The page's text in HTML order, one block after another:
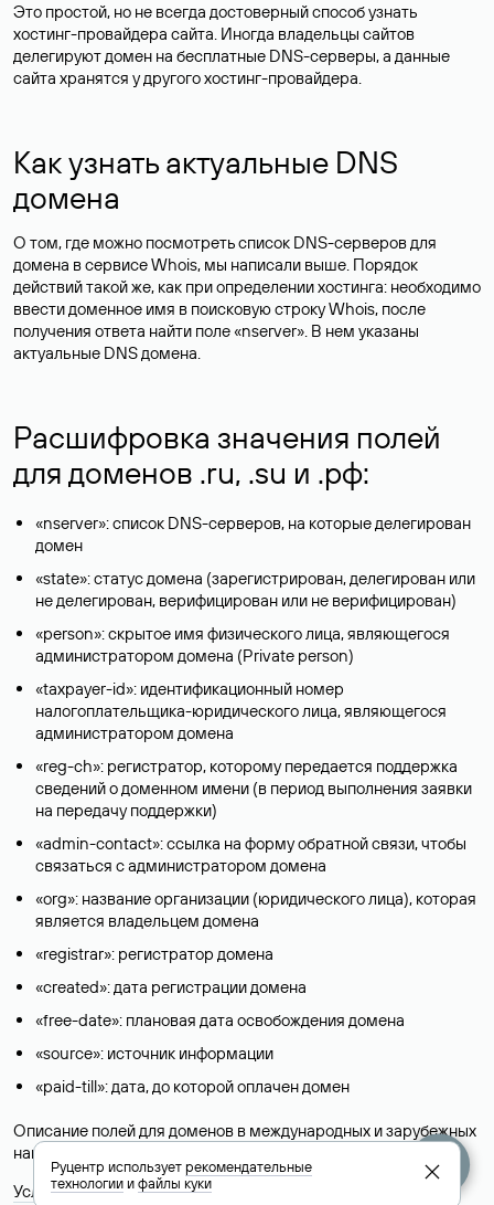
Это простой, но не всегда достоверный способ узнать
хостинг-провайдера сайта. Иногда владельцы сайтов
делегируют домен на бесплатные DNS-серверы, а данные
сайта хранятся у другого хостинг-провайдера.
Как узнать актуальные DNS
домена
О том, где можно посмотреть список DNS-серверов для
домена в сервисе Whois, мы написали выше. Порядок
действий такой же, как при определении хостинга: необходимо
ввести доменное имя в поисковую строку Whois, после
получения ответа найти поле «nserver». В нем указаны
актуальные DNS домена.
Расшифровка значения полей
для доменов .ru, .su и .рф:
«nserver»: список DNS-серверов, на которые делегирован
домен
«state»: статус домена (зарегистрирован, делегирован или
не делегирован, верифицирован или не верифицирован)
«person»: скрытое имя физического лица, являющегося
администратором домена (Privatе person)
«taxpayer-id»: идентификационный номер
налогоплательщика-юридического лица, являющегося
администратором домена
«reg-ch»: регистратор, которому передается поддержка
сведений о доменном имени (в период выполнения заявки
на передачу поддержки)
«admin-contact»: ссылка на форму обратной связи, чтобы
связаться с администратором домена
«org»: название организации (юридического лица), которая
является владельцем домена
«registrar»: регистратор домена
«created»: дата регистрации домена
«free-date»: плановая дата освобождения домена
«source»: источник информации
«paid-till»: дата, до которой оплачен домен
Описание полей для доменов в международных и зарубежных
национальных доменах представлены в разделе «
».
Условия использования Whois-сервиса
Руцентр используетрекомендательные
технологииифайлы куки